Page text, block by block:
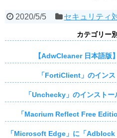
2020/5/5 セキュリティ
カテゴリー
【AdwCleaner 日本語版
「FortiClient」のイン
「Unchecky」のインスト
「Macrium Reflect Free
「Microsoft Edge」に「Adblock